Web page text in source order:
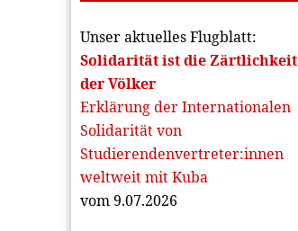
Unser aktuelles Flugblatt:
Solidarität ist die Zärtlichkeit
der Völker
Erklärung der Internationalen
Solidarität von
Studierendenvertreter:innen
weltweit mit Kuba
vom 9.07.2026